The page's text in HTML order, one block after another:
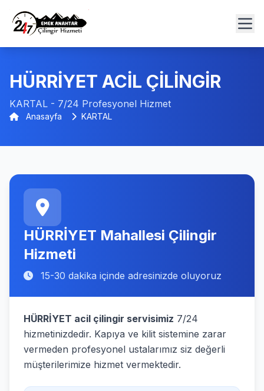
HÜRRİYET ACİL ÇİLİNGİR
KARTAL - 7/24 Profesyonel Hizmet
Anasayfa KARTAL
HÜRRİYET Mahallesi Çilingir
Hizmeti
15-30 dakika içinde adresinizde oluyoruz
HÜRRİYET acil çilingir servisimiz 7/24
hizmetinizdedir. Kapıya ve kilit sistemine zarar
vermeden profesyonel ustalarımız siz değerli
müşterilerimize hizmet vermektedir.